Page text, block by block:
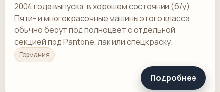
2004 года выпуска, в хорошем состоянии (б/у).
Пяти- и многокрасочные машины этого класса
обычно берут под полноцвет с отдельной
секцией под Pantone, лак или спецкраску.
Германия
Подробнее